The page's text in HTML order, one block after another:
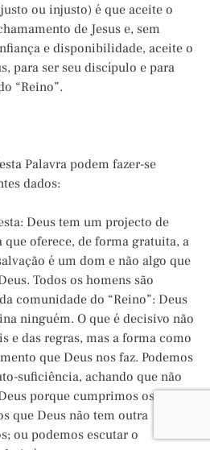
ou injusto) é que aceite o
de Jesus e, sem
e disponibilidade, aceite o
para ser seu discípulo e para
“Reino”.
Palavra podem fazer-se
dados:
Deus tem um projecto de
que oferece, de forma gratuita, a
é um dom e não algo que
Todos os homens são
comunidade do “Reino”: Deus
ninguém. O que é decisivo não
e das regras, mas a forma como
que Deus nos faz. Podemos
suficiência, achando que não
porque cumprimos os
que Deus não tem outra
ou podemos escutar o